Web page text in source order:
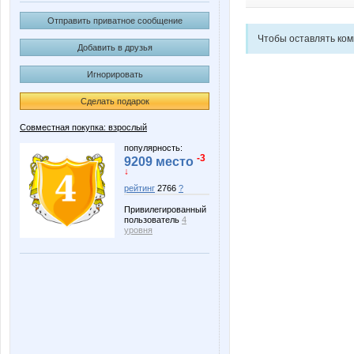
Отправить приватное сообщение
Добавить в друзья
Игнорировать
Сделать подарок
Совместная покупка: взрослый
популярность:
9209 место -3
↓
рейтинг 2766 ?
Привилегированный
пользователь 4
уровня
Чтобы оставлять